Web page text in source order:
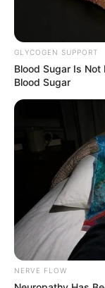
GLYCOGEN SUPPORT
Blood Sugar Is
Blood Sugar
NERVE FLOW